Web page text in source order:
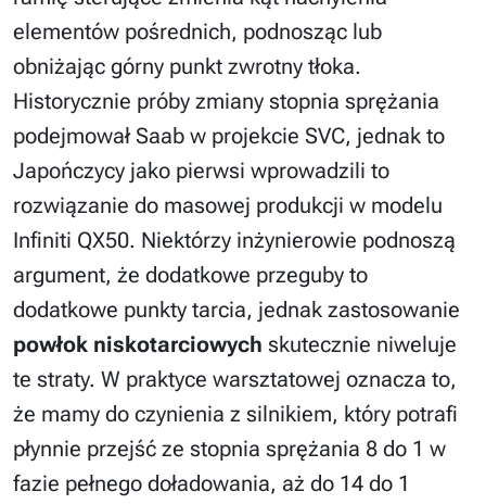
elementów pośrednich, podnosząc lub
obniżając górny punkt zwrotny tłoka.
Historycznie próby zmiany stopnia sprężania
podejmował Saab w projekcie SVC, jednak to
Japończycy jako pierwsi wprowadzili to
rozwiązanie do masowej produkcji w modelu
Infiniti QX50. Niektórzy inżynierowie podnoszą
argument, że dodatkowe przeguby to
dodatkowe punkty tarcia, jednak zastosowanie
powłok niskotarciowych skutecznie niweluje
te straty. W praktyce warsztatowej oznacza to,
że mamy do czynienia z silnikiem, który potrafi
płynnie przejść ze stopnia sprężania 8 do 1 w
fazie pełnego doładowania, aż do 14 do 1